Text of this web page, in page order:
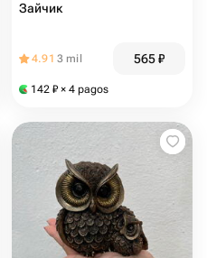
Зайчик
4.91 3 mil 565₽
142 ₽ × 4 pagos